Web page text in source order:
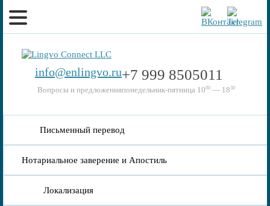
info@enlingvo.ru
Вопросы и предложения
+7 999 8505011
понедельник-пятница 1000 — 1830
Письменный перевод
Нотариальное заверение и Апостиль
Локализация